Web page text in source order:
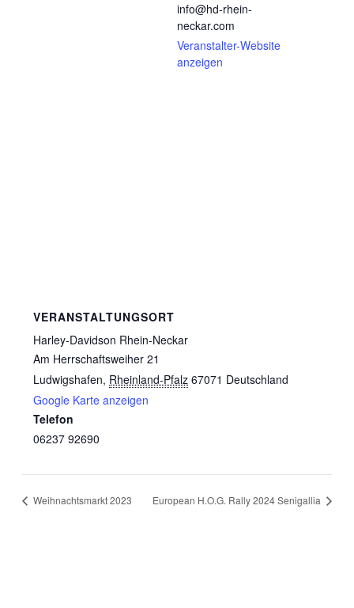
info@hd-rhein-
neckar.com
Veranstalter-Website
anzeigen
VERANSTALTUNGSORT
Harley-Davidson Rhein-Neckar
Am Herrschaftsweiher 21
Ludwigshafen, Rheinland-Pfalz 67071 Deutschland
Google Karte anzeigen
Telefon
06237 92690
Weihnachtsmarkt 2023 European H.O.G. Rally 2024 Senigallia